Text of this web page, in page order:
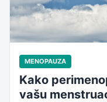
MENOPAUZA
Kako
vašu